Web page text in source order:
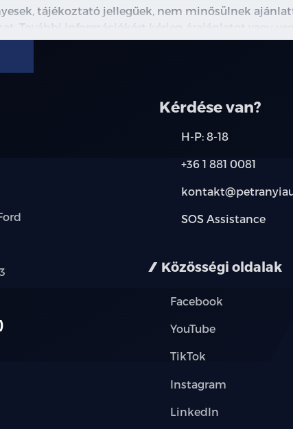
felni
felfüggesztés
csillapításvezérlésű felfüggesztés (CDC)
csomagtérajtó
oldalablakok és csomagtérablak
utas oldali kettős napellenző (elölre és oldalra külön
4 irányba állítható kormánykerék
tájékoztató jellegűek, nem minősülnek
További információkért kérjen árajánlatot vagy
munkatársainknál. A meghirdetett induló THM
Kérdése van?
H-P: 8-18
+36 1 881 0081
SOS Assistance
Közösségi oldalak
Facebook
YouTube
TikTok
Instagram
LinkedIn